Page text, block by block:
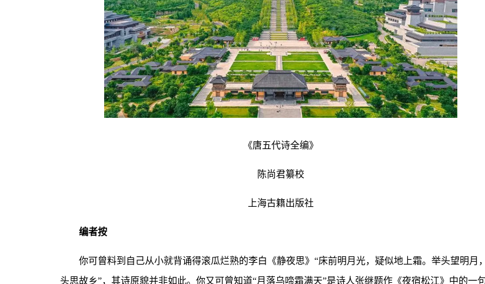
《唐五代诗全编》
陈尚君纂校
上海古籍出版社
编者按
你可曾料到自己从小就背诵得滚瓜烂熟的李白《静夜思》“床前明月光，疑似地上霜。举头望明月
头思故乡”，其诗原貌并非如此。你又可曾知道“月落乌啼霜满天”是诗人张继题作《夜宿松江》中的一句